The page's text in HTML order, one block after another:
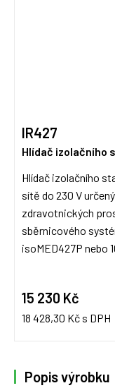
IR427
Hlídač izolačního
Hlídač izolačního
sítě do 230 V
zdravotnických
sběrnicového
isoMED427P nebo
15 230 Kč
18 428,30 Kč s DPH
Popis výrobku